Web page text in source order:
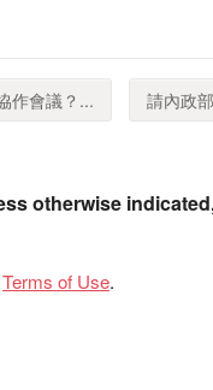
作會議？... 請內政
otherwise
Terms of Use.